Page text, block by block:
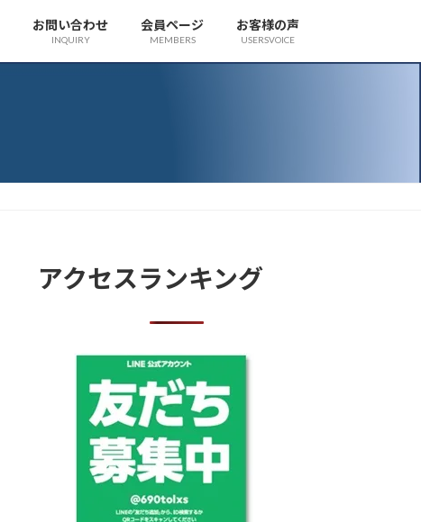
お問い合わせ
INQUIRY
会員ページ
MEMBERS
お客様の声
USERSVOICE
アクセスランキング